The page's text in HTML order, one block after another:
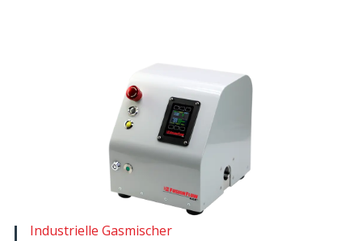
Industrielle Gasmischer